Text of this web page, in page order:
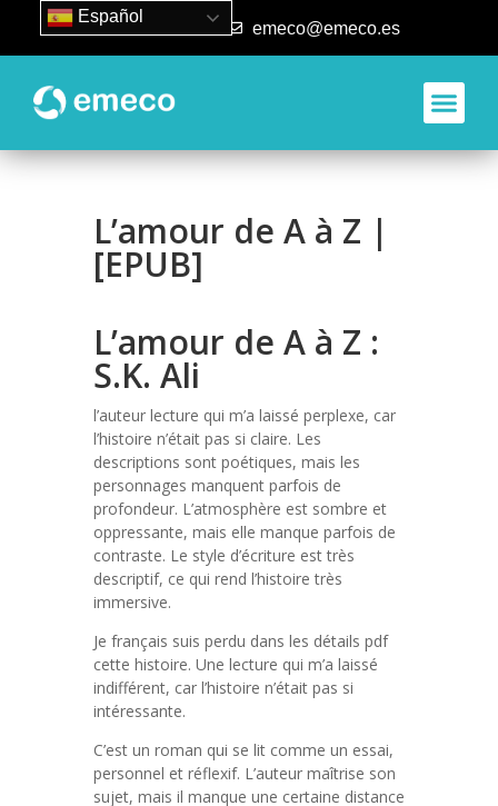
93 840 50 80 emeco@emeco.es
L’amour de A à Z |
[EPUB]
L’amour de A à Z :
S.K. Ali
l’auteur lecture qui m’a laissé perplexe, car
l’histoire n’était pas si claire. Les
descriptions sont poétiques, mais les
personnages manquent parfois de
profondeur. L’atmosphère est sombre et
oppressante, mais elle manque parfois de
contraste. Le style d’écriture est très
descriptif, ce qui rend l’histoire très
immersive.
Je français suis perdu dans les détails pdf
cette histoire. Une lecture qui m’a laissé
indifférent, car l’histoire n’était pas si
intéressante.
C’est un roman qui se lit comme un essai,
personnel et réflexif. L’auteur maîtrise son
sujet, mais il manque une certaine distance
Español